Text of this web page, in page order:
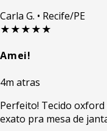
Carla G. • Recife/PE
★★★★★
Amei!
4m atras
Perfeito! Tecido
exato pra mesa de